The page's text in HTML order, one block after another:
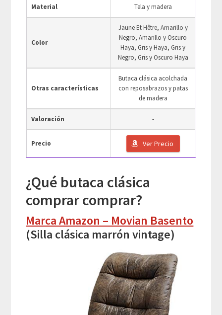
Material Tela y madera
Color
Jaune Et Hêtre, Amarillo y
Negro, Amarillo y Oscuro
Haya, Gris y Haya, Gris y
Negro, Gris y Oscuro Haya
Otras características
Butaca clásica acolchada
con reposabrazos y patas
de madera
Valoración -
Precio Ver Precio
¿Qué butaca clásica
comprar comprar?
Marca Amazon – Movian Basento
(Silla clásica marrón vintage)